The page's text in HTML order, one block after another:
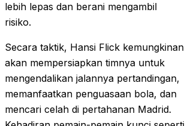
lebih lepas dan berani mengambil
risiko.
Secara taktik, Hansi Flick kemungkinan
akan mempersiapkan timnya untuk
mengendalikan jalannya pertandingan,
memanfaatkan penguasaan bola, dan
mencari celah di pertahanan Madrid.